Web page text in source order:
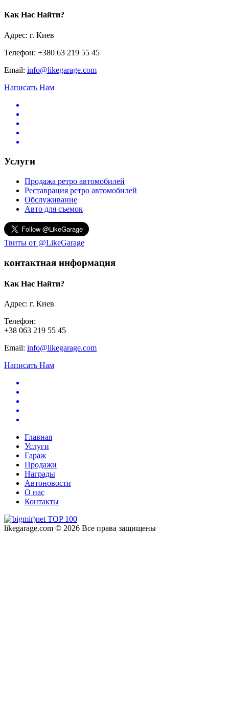
Как Нас Найти?
Адрес: г. Киев
Телефон: +380 63 219 55 45
Email: info@likegarage.com
Написать Нам
Услуги
Продажа ретро автомобилей
Реставрация ретро автомобилей
Обслуживание
Авто для съемок
Твиты от @LikeGarage
контактная информация
Как Нас Найти?
Адрес: г. Киев
Телефон:
+38 063 219 55 45
Email: info@likegarage.com
Написать Нам
Главная
Услуги
Гараж
Продажи
Награды
Автоновости
О нас
Контакты
likegarage.com © 2026 Все права защищены